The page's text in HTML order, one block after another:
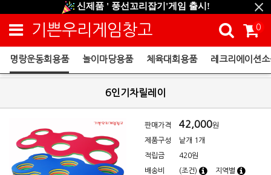
신제품 ' 풍선꼬리잡기'게임 출시!
신규회원 HAPPY EVENT 적립금 5,000원 증정
❤ 신제품 ' 컬링&볼링 ' 출시! ❤
기쁜우리게임창고 0
명랑운동회용품 놀이마당용품 체육대회용품 레크리에이션
6인기차릴레이
판매가격 42,000원
제품구성 낱개 1개
적립금 420원
배송비 (조건) 지역별